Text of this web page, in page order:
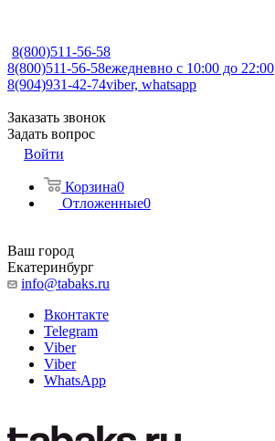
8(800)511-56-58
8(800)511-56-58ежедневно с 10:00 до 22:00
8(904)931-42-74viber, whatsapp
Заказать звонок
Задать вопрос
Войти
Корзина0
Отложенные0
Ваш город
Екатеринбург
info@tabaks.ru
Вконтакте
Telegram
Viber
Viber
WhatsApp